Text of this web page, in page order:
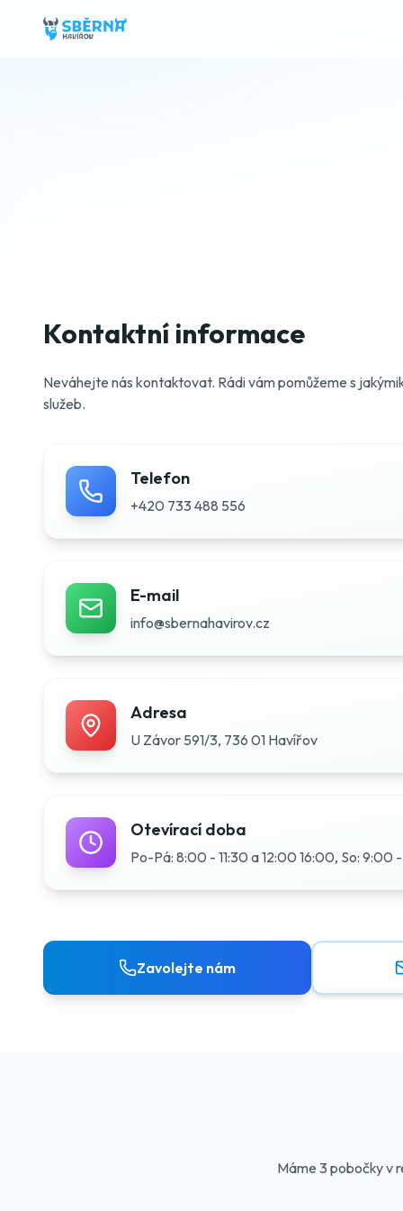
Kontaktní informace
Neváhejte nás kontaktovat. Rádi vám pomůžeme s
služeb.
Telefon
+420 733 488 556
E-mail
info@sbernahavirov.cz
Adresa
U Závor 591/3, 736 01 Havířov
Otevírací doba
Po-Pá: 8:00 - 11:30 a 12:00 16:00, So: 9:00 -
Zavolejte nám
Máme 3 pobočky v